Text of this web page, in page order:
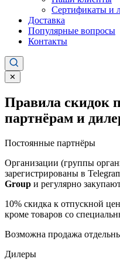
Сертификаты и
Доставка
Популярные вопросы
Контакты
✕
Правила скидок
партнёрам и
Постоянные партнёры
Организации (группы
зарегистрированы в
Group и регулярно
10% скидка к отпускной
кроме товаров со
Возможна продажа
Дилеры